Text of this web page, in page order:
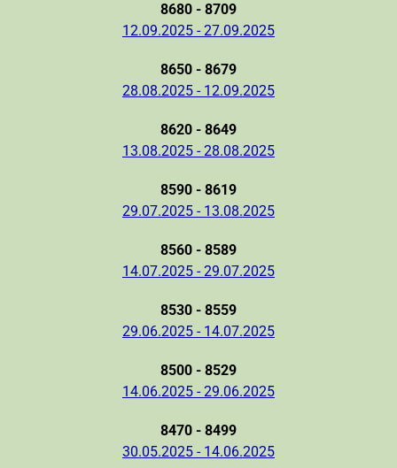
8680 - 8709
12.09.2025 - 27.09.2025
8650 - 8679
28.08.2025 - 12.09.2025
8620 - 8649
13.08.2025 - 28.08.2025
8590 - 8619
29.07.2025 - 13.08.2025
8560 - 8589
14.07.2025 - 29.07.2025
8530 - 8559
29.06.2025 - 14.07.2025
8500 - 8529
14.06.2025 - 29.06.2025
8470 - 8499
30.05.2025 - 14.06.2025